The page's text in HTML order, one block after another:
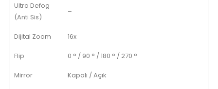
Ultra Defog
(Anti Sis)
–
Dijital Zoom 16x
Flip 0 ° / 90 ° / 180 ° / 270 °
Mirror Kapalı / Açık